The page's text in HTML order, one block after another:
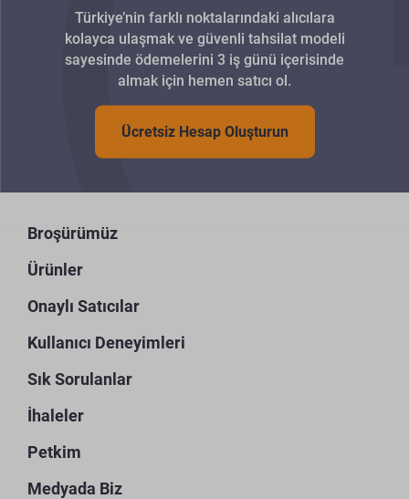
Türkiye’nin farklı noktalarındaki alıcılara
kolayca ulaşmak ve güvenli tahsilat modeli
sayesinde ödemelerini 3 iş günü içerisinde
almak için hemen satıcı ol.
Ücretsiz Hesap Oluşturun
Broşürümüz
Ürünler
Onaylı Satıcılar
Kullanıcı Deneyimleri
Sık Sorulanlar
İhaleler
Petkim
Medyada Biz